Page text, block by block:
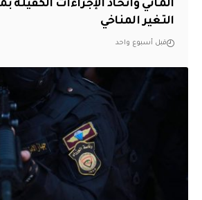
المائي واتخاذ الإجراءات الكفيلة
التغير المناخي
قبل أسبوع واحد